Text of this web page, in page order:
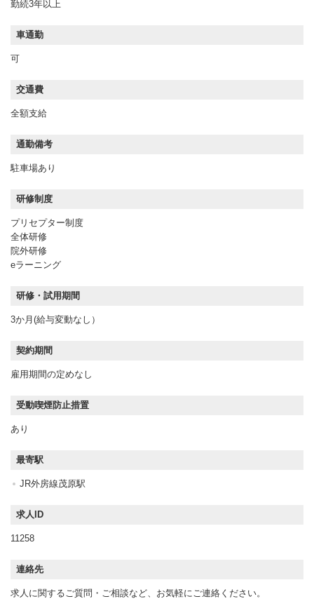
勤続3年以上
車通勤
可
交通費
全額支給
通勤備考
駐車場あり
研修制度
プリセプター制度
全体研修
院外研修
eラーニング
研修・試用期間
3か月(給与変動なし）
契約期間
雇用期間の定めなし
受動喫煙防止措置
あり
最寄駅
JR外房線茂原駅
求人ID
11258
連絡先
求人に関するご質問・ご相談など、お気軽にご連絡ください。